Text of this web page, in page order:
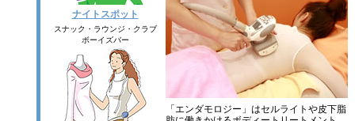
ナイトスポット
スナック・ラウンジ・クラブ
ボーイズバー
「エンダモロジー」はセルライトや皮下脂